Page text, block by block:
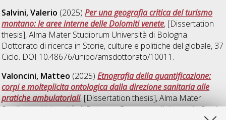
Salvini, Valerio (2025)Per una geografia critica del turismo
montano: le aree interne delle Dolomiti venete, [Dissertation
thesis], Alma Mater Studiorum Università di Bologna.
Dottorato di ricerca in Storie, culture e politiche del globale, 37
Ciclo. DOI 10.48676/unibo/amsdottorato/10011.
Valoncini, Matteo (2025)Etnografia della quantificazione:
corpi e molteplicita ontologica dalla direzione sanitaria alle
pratiche ambulatoriali, [Dissertation thesis], Alma Mater
Studiorum Università di Bologna. Dottorato di ricerca inStorie,